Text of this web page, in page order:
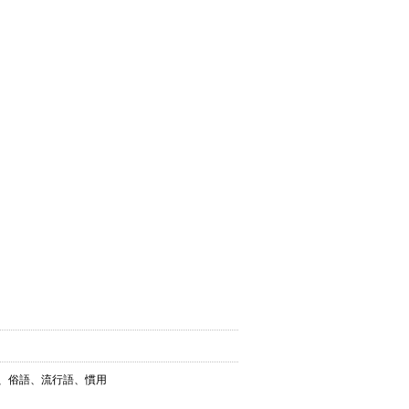
俗語、流行語、慣用